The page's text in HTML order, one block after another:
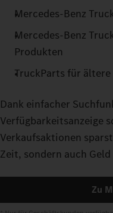
Mercedes‑Benz
Mercedes‑Benz
Produkten
TruckParts für ältere
Dank einfacher
Verfügbarkeitsanzeige
Verkaufsaktionen
Zeit, sondern auch
Zu